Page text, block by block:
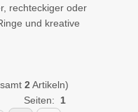
rechteckiger oder
und kreative
2 Artikeln)
Seiten: 1